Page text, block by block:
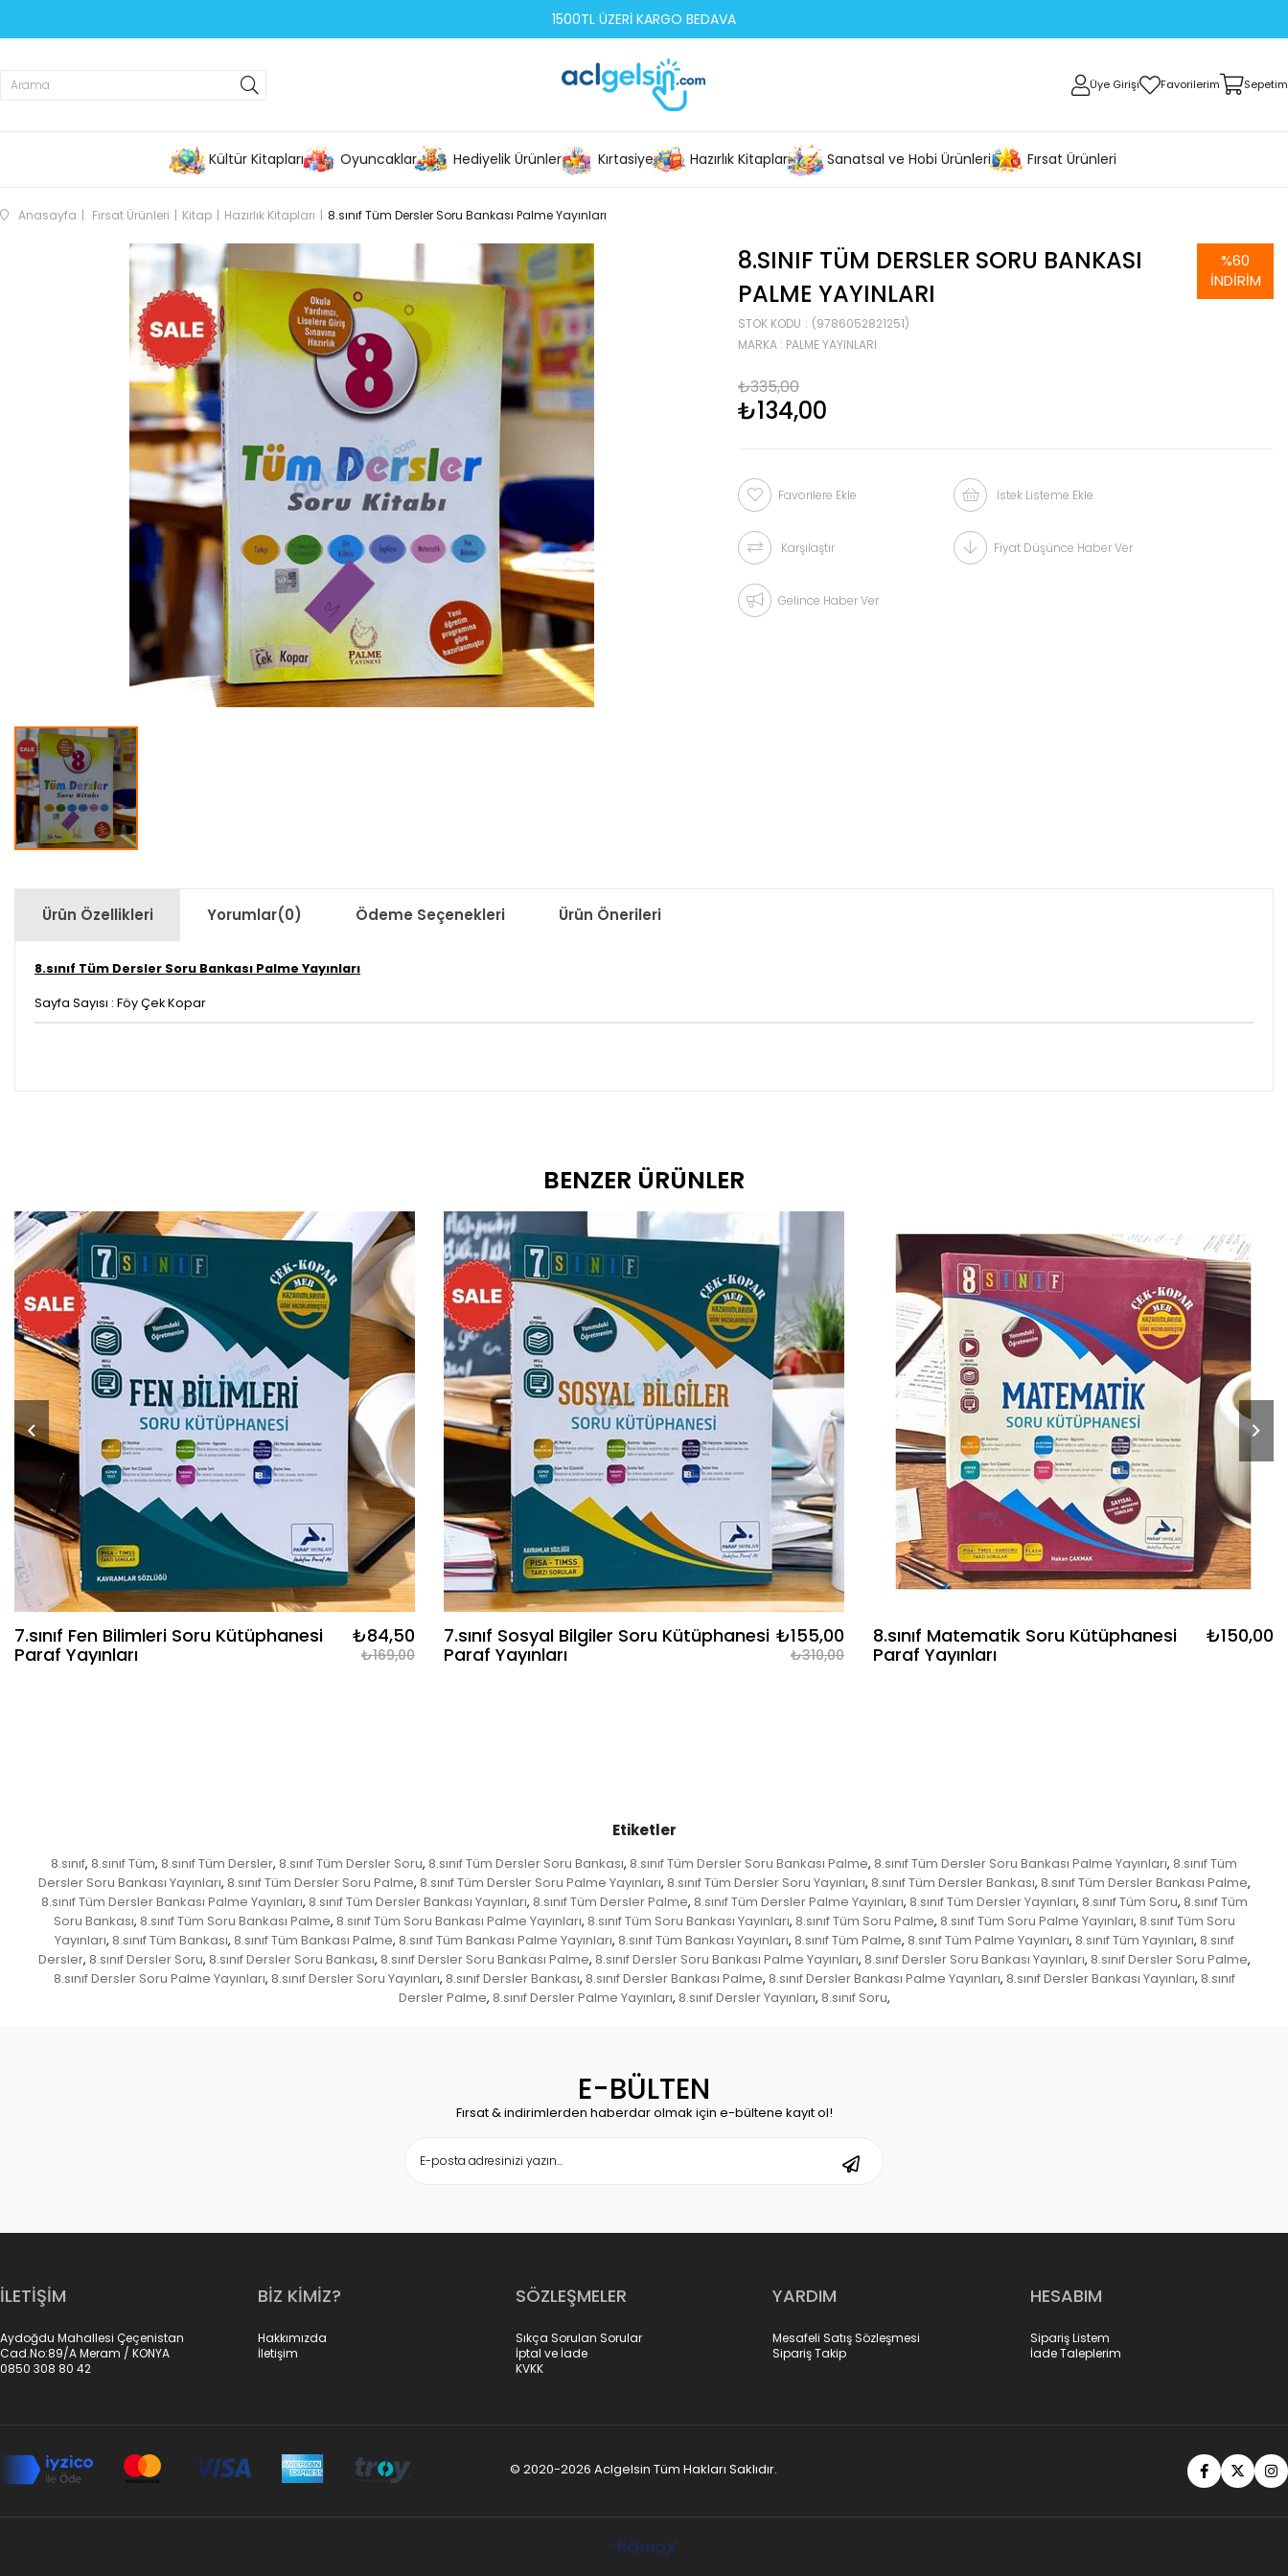
1500TL ÜZERİ KARGO BEDAVA
Üye Girişi Favorilerim Sepetim
Kültür Kitapları Oyuncaklar Hediyelik Ürünler Kırtasiye Hazırlık Kitapları Sanatsal ve Hobi Ürünleri Fırsat Ürünleri
Anasayfa Fırsat Ürünleri Kitap Hazırlık Kitapları 8.sınıf Tüm Dersler Soru Bankası Palme Yayınları
8.SINIF TÜM DERSLER SORU BANKASI
PALME YAYINLARI
STOK KODU
(9786052821251)
MARKA : PALME YAYINLARI
₺335,00
₺134,00
%60
İNDIRIM
Favorilere Ekle İstek Listeme Ekle
Karşılaştır Fiyat Düşünce Haber Ver
Gelince Haber Ver
Ürün Özellikleri Yorumlar(0) Ödeme Seçenekleri Ürün Önerileri
8.sınıf Tüm Dersler Soru Bankası Palme Yayınları
Sayfa Sayısı : Föy Çek Kopar
BENZER ÜRÜNLER
7.sınıf Fen Bilimleri Soru Kütüphanesi
Paraf Yayınları
₺84,50
₺169,00
7.sınıf Sosyal Bilgiler Soru Kütüphanesi
Paraf Yayınları
₺155,00
₺310,00
8.sınıf Matematik Soru Kütüphanesi
Paraf Yayınları
₺150,00
Etiketler
8.sınıf, 8.sınıf Tüm, 8.sınıf Tüm Dersler, 8.sınıf Tüm Dersler Soru, 8.sınıf Tüm Dersler Soru Bankası, 8.sınıf Tüm Dersler Soru Bankası Palme, 8.sınıf Tüm Dersler Soru Bankası Palme Yayınları, 8.sınıf Tüm
Dersler Soru Bankası Yayınları, 8.sınıf Tüm Dersler Soru Palme, 8.sınıf Tüm Dersler Soru Palme Yayınları, 8.sınıf Tüm Dersler Soru Yayınları, 8.sınıf Tüm Dersler Bankası, 8.sınıf Tüm Dersler Bankası Palme,
8.sınıf Tüm Dersler Bankası Palme Yayınları, 8.sınıf Tüm Dersler Bankası Yayınları, 8.sınıf Tüm Dersler Palme, 8.sınıf Tüm Dersler Palme Yayınları, 8.sınıf Tüm Dersler Yayınları, 8.sınıf Tüm Soru, 8.sınıf Tüm
Soru Bankası, 8.sınıf Tüm Soru Bankası Palme, 8.sınıf Tüm Soru Bankası Palme Yayınları, 8.sınıf Tüm Soru Bankası Yayınları, 8.sınıf Tüm Soru Palme, 8.sınıf Tüm Soru Palme Yayınları, 8.sınıf Tüm Soru
Yayınları, 8.sınıf Tüm Bankası, 8.sınıf Tüm Bankası Palme, 8.sınıf Tüm Bankası Palme Yayınları, 8.sınıf Tüm Bankası Yayınları, 8.sınıf Tüm Palme, 8.sınıf Tüm Palme Yayınları, 8.sınıf Tüm Yayınları, 8.sınıf
Dersler, 8.sınıf Dersler Soru, 8.sınıf Dersler Soru Bankası, 8.sınıf Dersler Soru Bankası Palme, 8.sınıf Dersler Soru Bankası Palme Yayınları, 8.sınıf Dersler Soru Bankası Yayınları, 8.sınıf Dersler Soru Palme,
8.sınıf Dersler Soru Palme Yayınları, 8.sınıf Dersler Soru Yayınları, 8.sınıf Dersler Bankası, 8.sınıf Dersler Bankası Palme, 8.sınıf Dersler Bankası Palme Yayınları, 8.sınıf Dersler Bankası Yayınları, 8.sınıf
Dersler Palme, 8.sınıf Dersler Palme Yayınları, 8.sınıf Dersler Yayınları, 8.sınıf Soru,
E-BÜLTEN
Fırsat & indirimlerden haberdar olmak için e-bültene kayıt ol!
İLETİŞİM
Aydoğdu Mahallesi Çeçenistan
Cad.No:89/A Meram / KONYA
0850 308 80 42
BİZ KİMİZ?
Hakkımızda
İletişim
SÖZLEŞMELER
Sıkça Sorulan Sorular
İptal ve İade
KVKK
YARDIM
Mesafeli Satış Sözleşmesi
Sipariş Takip
HESABIM
Sipariş Listem
İade Taleplerim
© 2020-2026 Aclgelsin Tüm Hakları Saklıdır.